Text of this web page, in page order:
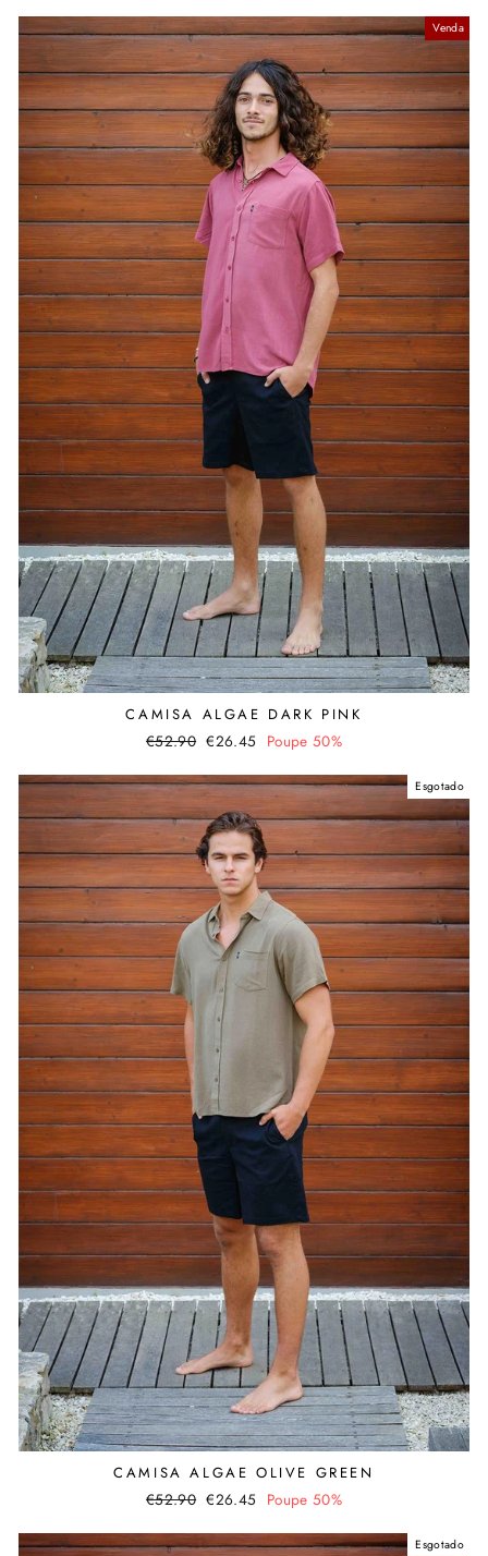
Venda
CAMISA ALGAE DARK PINK
Preço
€52.90 Valor
€26.45 Poupe 50%
Esgotado
CAMISA ALGAE OLIVE GREEN
Preço
€52.90 Valor
€26.45 Poupe 50%
Esgotado